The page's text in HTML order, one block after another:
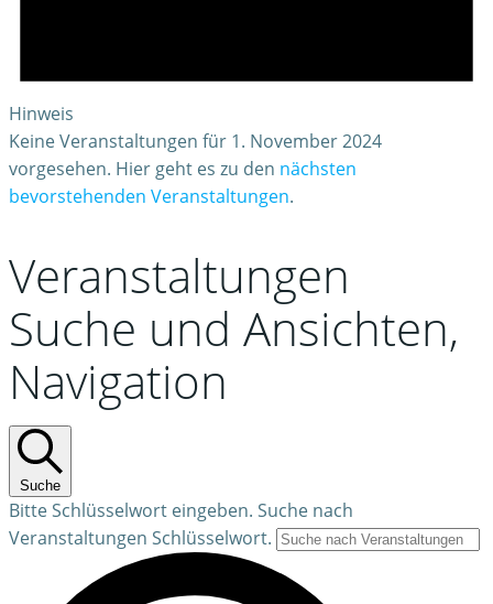
Hinweis
Keine Veranstaltungen für 1. November 2024
vorgesehen. Hier geht es zu den nächsten
bevorstehenden Veranstaltungen.
Veranstaltungen
Suche und Ansichten,
Navigation
Suche
Bitte Schlüsselwort eingeben. Suche nach
Veranstaltungen Schlüsselwort.